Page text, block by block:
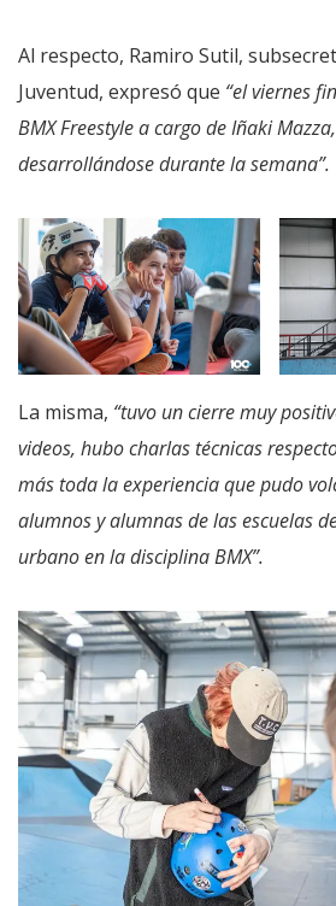
Al respecto, Ramiro Sutil,
Juventud, expresó que “el viernes
BMX Freestyle a cargo de Iñaki
desarrollándose durante la semana”.
La misma, “tuvo un cierre muy
videos, hubo charlas técnicas
más toda la experiencia que pudo
alumnos y alumnas de las escuelas
urbano en la disciplina BMX”.